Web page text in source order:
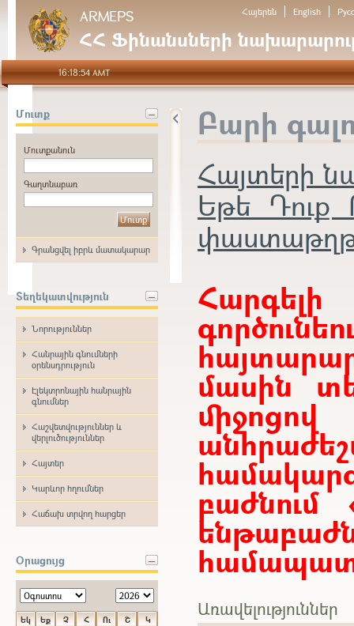
ARMEPS
ՀՀ Ֆինանսների
Հայերեն English
16:18:54 AMT
Մուտք
Մուտքանուն
Գաղտնաբառ
Գրանցվել իբրև մատակարար
Տեղեկատվություն
Նորություններ
Հանրային գնումների
օրենսդրություն
Էլեկտրոնային հանրային
գնումներ
Հաշվետվություններ և
վերլուծություններ
Հայտեր
Կարևոր հղումներ
Հաճախ տրվող հարցեր
Օրացույց
Եկ Եք Չ Հ Ու Շ
Կ
Բարի
Հայտերի
Եթե Դուք
մասին
բաժնում
Առավելություններ